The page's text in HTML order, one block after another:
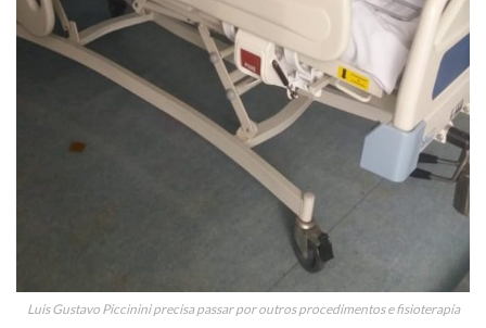
Luis Gustavo Piccinini precisa passar por outros procedimentos e fisioterapia